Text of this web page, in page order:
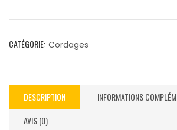
CATÉGORIE: Cordages
DESCRIPTION
INFORMATIONS
AVIS (0)